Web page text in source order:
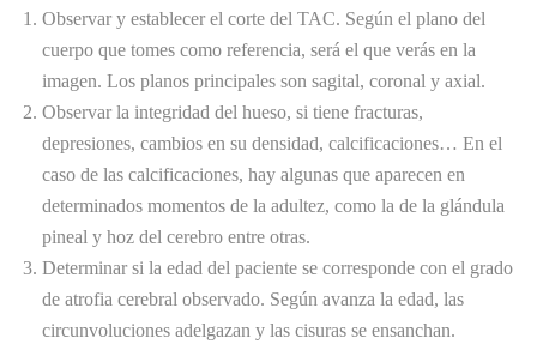
Observar y establecer el corte del TAC. Según el plano del
cuerpo que tomes como referencia, será el que verás en la
imagen. Los planos principales son sagital, coronal y axial.
Observar la integridad del hueso, si tiene fracturas,
depresiones, cambios en su densidad, calcificaciones… En el
caso de las calcificaciones, hay algunas que aparecen en
determinados momentos de la adultez, como la de la glándula
pineal y hoz del cerebro entre otras.
Determinar si la edad del paciente se corresponde con el grado
de atrofia cerebral observado. Según avanza la edad, las
circunvoluciones adelgazan y las cisuras se ensanchan.